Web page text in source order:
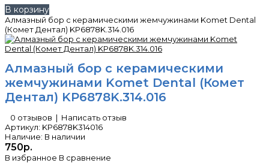
В корзину
Алмазный бор с керамическими жемчужинами Komet Dental
(Комет Дентал) KP6878K.314.016
Алмазный бор с керамическими
жемчужинами Komet Dental (Комет
Дентал) KP6878K.314.016
0 отзывов | Написать отзыв
Артикул: KP6878K314016
Наличие: В наличии
750р.
В избранное В сравнение